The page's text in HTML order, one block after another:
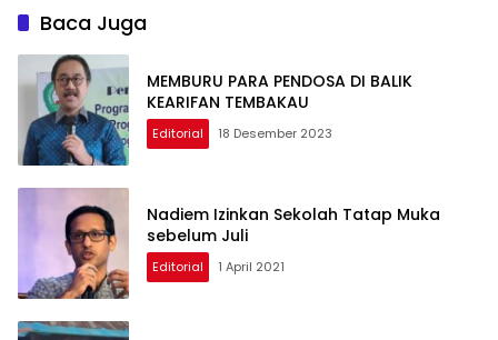
Baca Juga
MEMBURU PARA PENDOSA DI BALIK
KEARIFAN TEMBAKAU
Editorial 18 Desember 2023
Nadiem Izinkan Sekolah Tatap Muka
sebelum Juli
Editorial 1 April 2021